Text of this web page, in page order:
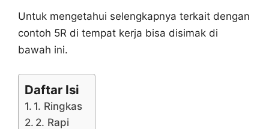
Untuk mengetahui selengkapnya terkait dengan
contoh 5R di tempat kerja bisa disimak di
bawah ini.
Daftar Isi
1. Ringkas
2. Rapi